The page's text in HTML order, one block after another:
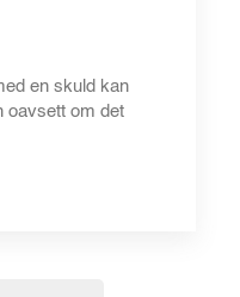
en skuld kan
oavsett om det